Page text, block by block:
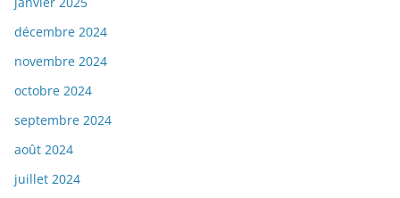
décembre 2024
novembre 2024
octobre 2024
septembre 2024
août 2024
juillet 2024